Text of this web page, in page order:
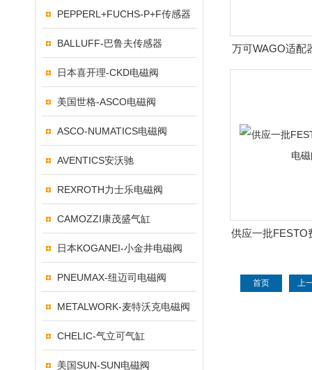
PEPPERL+FUCHS-P+F传感器
BALLUFF-巴鲁夫传感器
日本喜开理-CKD电磁阀
美国世格-ASCO电磁阀
ASCO-NUMATICS电磁阀
AVENTICS安沃驰
REXROTH力士乐电磁阀
CAMOZZI康茂盛气缸
日本KOGANEI-小金井电磁阀
PNEUMAX-纽迈司电磁阀
METALWORK-麦特沃克电磁阀
CHELIC-气立可气缸
美国SUN-SUN电磁阀
万可WAGO适配
供应一批FESTO
首页 上